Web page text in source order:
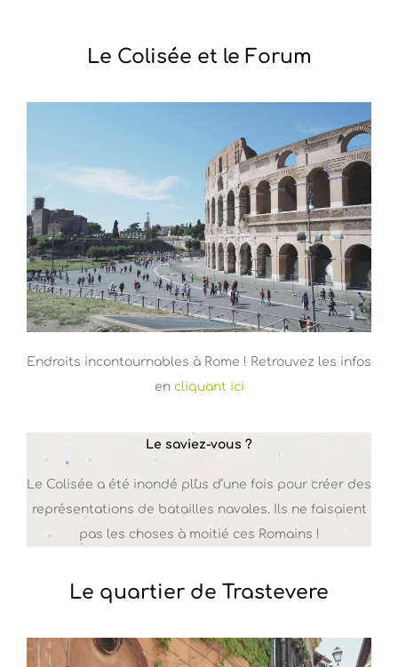
Le Colisée et le Forum
Endroits incontournables à Rome ! Retrouvez les infos
en cliquant ici
Le saviez-vous ?
Le Colisée a été inondé plus d’une fois pour créer des
représentations de batailles navales. Ils ne faisaient
pas les choses à moitié ces Romains !
Le quartier de Trastevere